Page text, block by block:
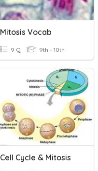
Mitosis Vocab
9 Q 9th - 10th
Cell Cycle & Mitosis